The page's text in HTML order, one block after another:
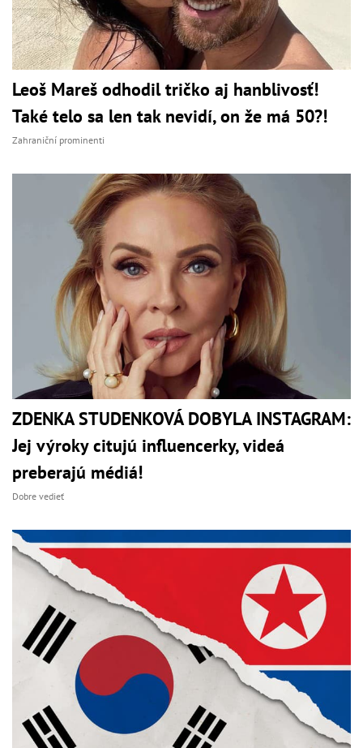
Leoš Mareš odhodil tričko aj hanblivosť!
Také telo sa len tak nevidí, on že má 50?!
Zahraniční prominenti
ZDENKA STUDENKOVÁ DOBYLA INSTAGRAM:
Jej výroky citujú influencerky, videá
preberajú médiá!
Dobre vedieť